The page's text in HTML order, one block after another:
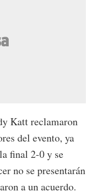
Katt reclamaron
del evento, ya
final 2-0 y se
no se presentarán
a un acuerdo.